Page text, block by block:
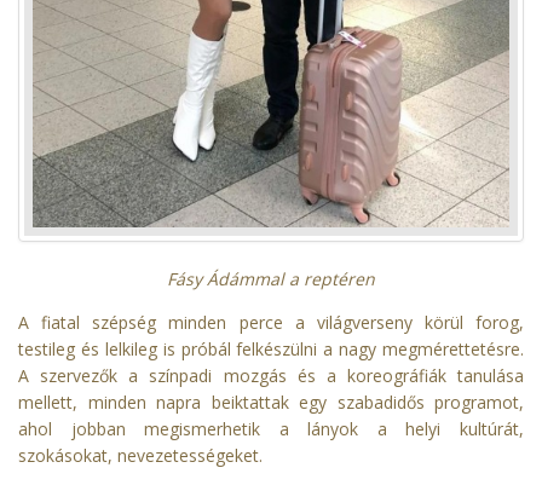
Fásy Ádámmal a reptéren
A fiatal szépség minden perce a világverseny körül forog,
testileg és lelkileg is próbál felkészülni a nagy megmérettetésre.
A szervezők a színpadi mozgás és a koreográfiák tanulása
mellett, minden napra beiktattak egy szabadidős programot,
ahol jobban megismerhetik a lányok a helyi kultúrát,
szokásokat, nevezetességeket.